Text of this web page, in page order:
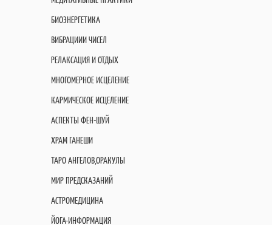
БИОЭНЕРГЕТИКА
ВИБРАЦИИИ ЧИСЕЛ
РЕЛАКСАЦИЯ И ОТДЫХ
МНОГОМЕРНОЕ ИСЦЕЛЕНИЕ
КАРМИЧЕСКОЕ ИСЦЕЛЕНИЕ
АСПЕКТЫ ФЕН-ШУЙ
ХРАМ ГАНЕШИ
ТАРО АНГЕЛОВ,ОРАКУЛЫ
МИР ПРЕДСКАЗАНИЙ
АСТРОМЕДИЦИНА
ЙОГА-ИНФОРМАЦИЯ